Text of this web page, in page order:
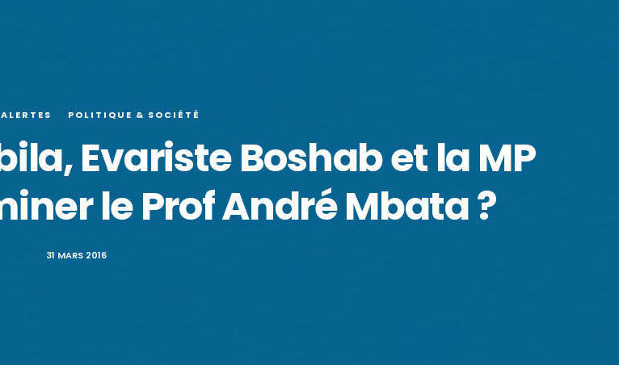
POLITIQUE & SOCIÉTÉ
Evariste Boshab et la MP
le Prof André Mbata ?
31 MARS 2016